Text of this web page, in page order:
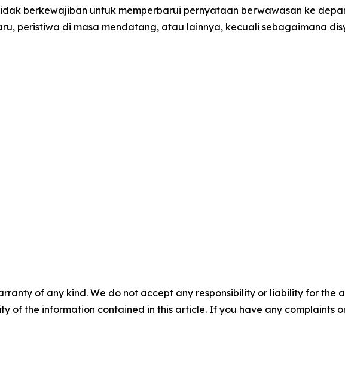
berkewajiban untuk memperbarui pernyataan berwawasan ke
peristiwa di masa mendatang, atau lainnya, kecuali sebagaimana
of any kind. We do not accept any responsibility or liability for the
of the information contained in this article. If you have any complaints